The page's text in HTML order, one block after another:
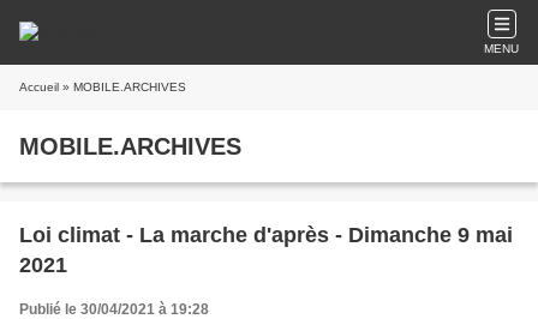
MENU
Accueil » MOBILE.ARCHIVES
MOBILE.ARCHIVES
Loi climat - La marche d'après - Dimanche 9 mai
2021
Publié le 30/04/2021 à 19:28